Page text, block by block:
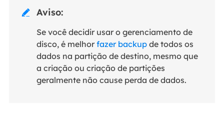
 Aviso:
Se você decidir usar o gerenciamento de
disco, é melhor fazer backupde todos os
dados na partição de destino, mesmo que
a criação ou criação de partições
geralmente não cause perda de dados.